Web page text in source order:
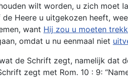
wilt worden, u zich moet
Heere u uitgekozen heeft,
want Hij zou u moeten
omdat u nu eenmaal niet
de Schrift zegt, namelijk dat
zegt met Rom. 10 : 9: